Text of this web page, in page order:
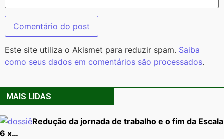
Este site utiliza o Akismet para reduzir spam. Saiba
como seus dados em comentários são processados.
MAIS LIDAS
Redução da jornada de trabalho e o fim da Escala
6 x…